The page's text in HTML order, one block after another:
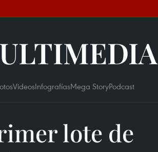
VideosInfografíasMega StoryPodcast
lote de